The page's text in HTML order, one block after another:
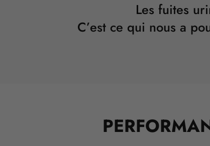
Les fuites
C’est ce qui nous a